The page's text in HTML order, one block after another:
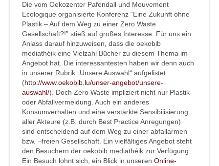
Die vom Oekozenter Pafendall und Mouvement
Ecologique organisierte Konferenz “Eine Zukunft ohne
Plastik – Auf dem Weg zu einer Zero Waste
Gesellschaft?!” stieß auf großes Interesse. Für uns ein
Anlass darauf hinzuweisen, dass die oekobib
mediathéik eine Vielzahl Bücher zu diesem Thema im
Angebot hat. Die interessantesten haben wir denn auch
in unserer Rubrik „Unsere Auswahl“ aufgelistet
(http://www.oekobib.lu/unser-angebot/unsere-
auswahl/). Doch Zero Waste impliziert nicht nur Plastik-
oder Abfallvermeidung. Auch ein anderes
Konsumverhalten und eine verstärkte Sensibilisierung
aller Akteure (z.B. durch Best Practice Anregungen)
sind entscheidend auf dem Weg zu einer abfallarmen
bzw. –freien Gesellschaft. Ein vielfältiges Angebot steht
den Besuchern der oekobib mediathéik zur Verfügung.
Ein Besuch lohnt sich, ein Blick in unseren Online-